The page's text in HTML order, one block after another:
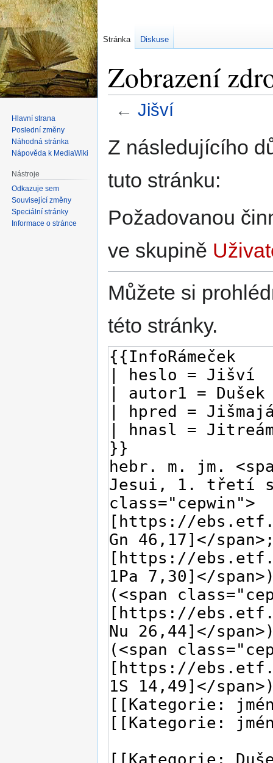
Zobrazení
← Jišví
na
na
Z následujícího
tuto stránku:
Požadovanou
ve skupině
Můžete si
této stránky.
Stránka Diskuse
Hlavní strana
Poslední změny
Náhodná stránka
Nápověda k MediaWiki
Nástroje
Odkazuje sem
Související změny
Speciální stránky
Informace o stránce